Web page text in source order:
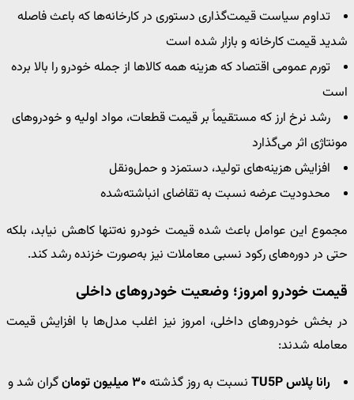
تداوم سیاست قیمت‌گذاری دستوری در کارخانه‌ها که باعث فاصله
شدید قیمت کارخانه و بازار شده است
تورم عمومی اقتصاد که هزینه همه کالاها از جمله خودرو را بالا برده
است
رشد نرخ ارز که مستقیماً بر قیمت قطعات، مواد اولیه و خودروهای
مونتاژی اثر می‌گذارد
افزایش هزینه‌های تولید، دستمزد و حمل‌ونقل
محدودیت عرضه نسبت به تقاضای انباشته‌شده
مجموع این عوامل باعث شده قیمت خودرو نه‌تنها کاهش نیابد، بلکه
حتی در دوره‌های رکود نسبی معاملات نیز به‌صورت خزنده رشد کند.
قیمت خودرو امروز؛ وضعیت خودروهای داخلی
در بخش خودروهای داخلی، امروز نیز اغلب مدل‌ها با افزایش قیمت
معامله شدند:
رانا پلاس TU5P
نسبت به روز گذشته۳۰ میلیون تومان
گران شد و